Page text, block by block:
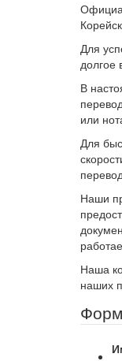
Для
долгое
В
или
Для
Наши
Наша
наших